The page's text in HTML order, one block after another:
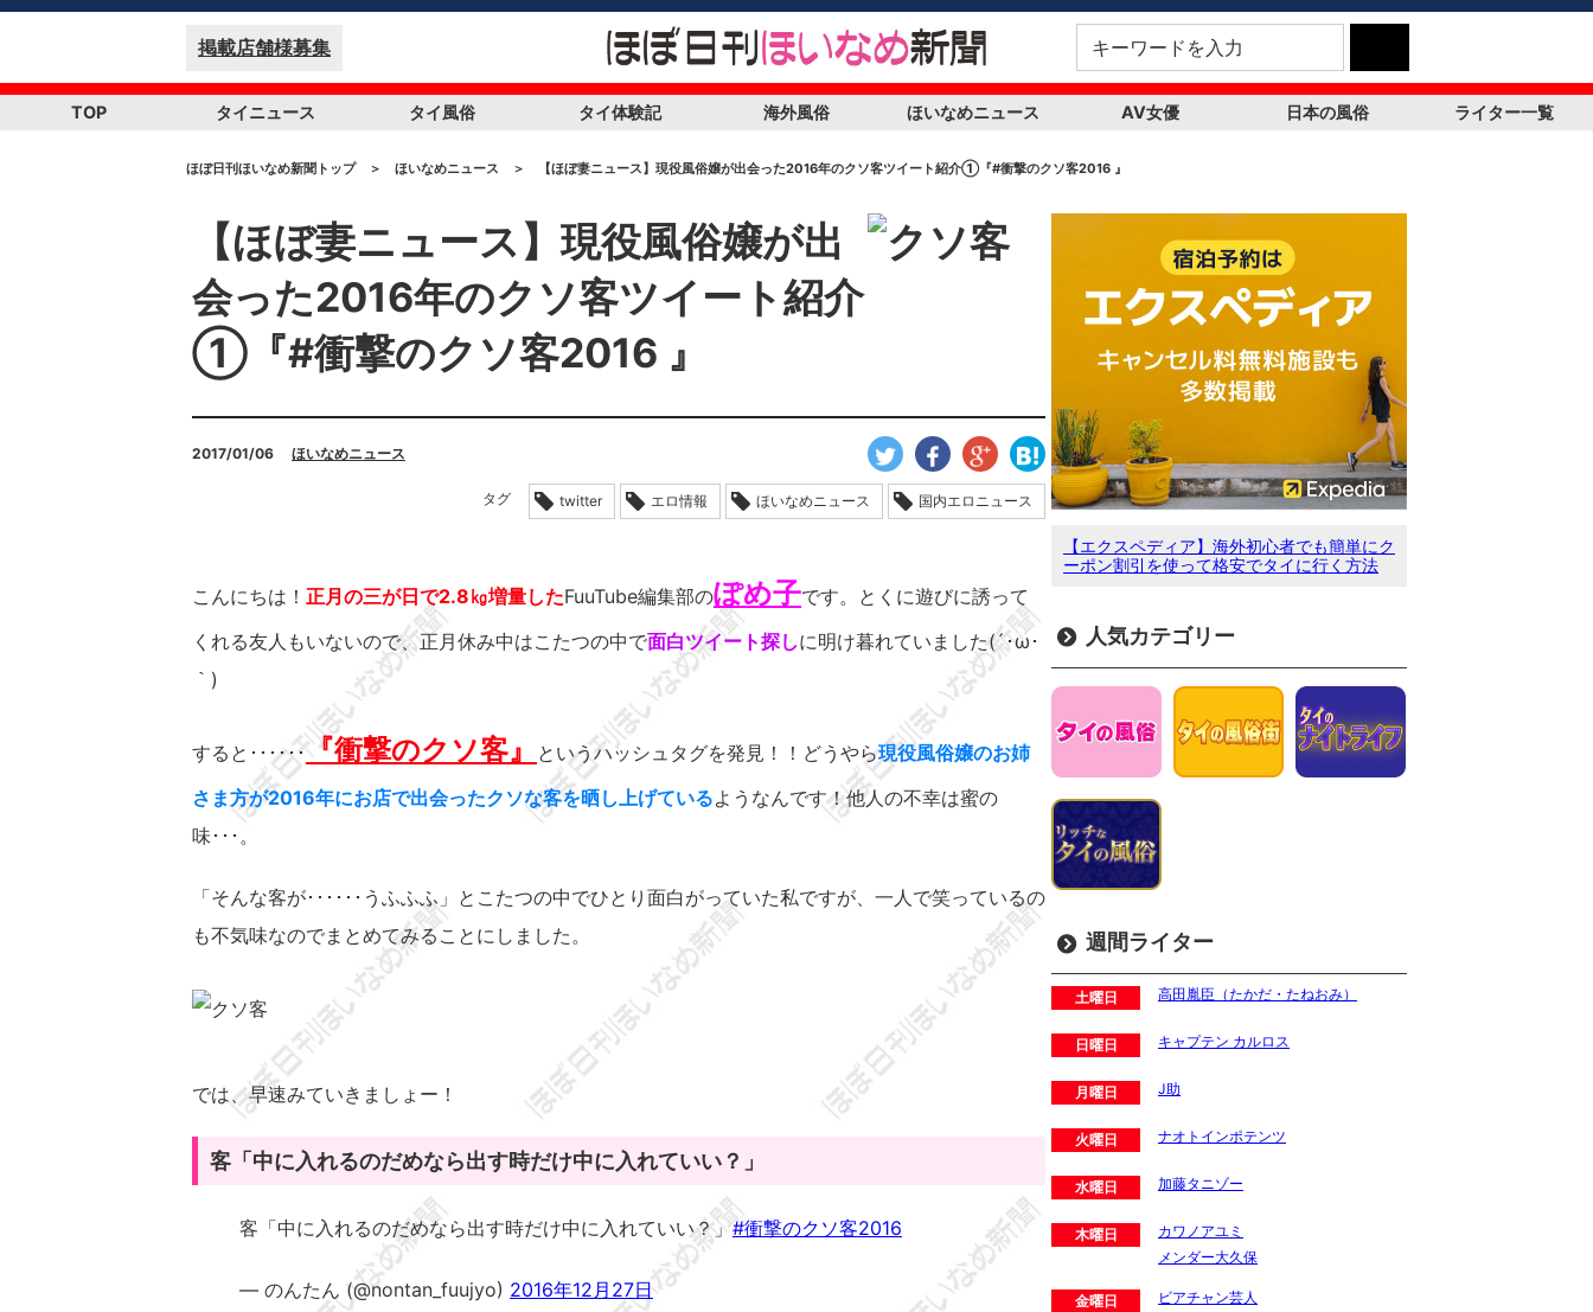
掲載店舗様募集
TOP タイニュース タイ風俗 タイ体験記 海外風俗 ほいなめニュース AV女優 日本の風俗 ライター一覧
ほぼ日刊ほいなめ新聞トップ ＞ ほいなめニュース ＞ 【ほぼ妻ニュース】現役風俗嬢が出会った2016年のクソ客ツイート紹介①『#衝撃のクソ客2016 』
【ほぼ妻ニュース】現役風俗嬢が出
会った2016年のクソ客ツイート紹介
①『#衝撃のクソ客2016 』
2017/01/06 ほいなめニュース
タグ twitter エロ情報 ほいなめニュース 国内エロニュース
こんにちは！ 正月の三が日で2.8㎏増量したFuuTube編集部のぽめ子です。とくに遊びに誘って
くれる友人もいないので、正月休み中はこたつの中で面白ツイート探しに明け暮れていました(´･ω･
｀)
すると･･････『衝撃のクソ客』 というハッシュタグを発見！！どうやら現役風俗嬢のお姉
さま方が2016年にお店で出会ったクソな客を晒し上げているようなんです！他人の不幸は蜜の
味･･･。
「そんな客が･･････うふふふ」とこたつの中でひとり面白がっていた私ですが、一人で笑っているの
も不気味なのでまとめてみることにしました。
では、早速みていきましょー！
客「中に入れるのだめなら出す時だけ中に入れていい？」
客「中に入れるのだめなら出す時だけ中に入れていい？」#衝撃のクソ客2016
— のんたん (@nontan_fuujyo) 2016年12月27日
【エクスペディア】海外初心者でも簡単にク
ーポン割引を使って格安でタイに行く方法
人気カテゴリー
週間ライター
土曜日 高田胤臣（たかだ・たねおみ）
日曜日 キャプテン カルロス
月曜日 J助
火曜日 ナオトインポテンツ
水曜日 加藤タニゾー
木曜日
カワノアユミ
メンダー大久保
金曜日 ビアチャン芸人